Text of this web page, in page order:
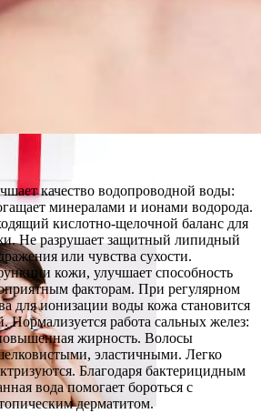
качество водопроводной воды:
минералами и ионами водорода.
кислотно-щелочной баланс для
Не разрушает защитный липидный
или чувства сухости.
кожи, улучшает способность
факторам. При регулярном
для ионизации воды кожа становится
Нормализуется работа сальных желез:
жирность. Волосы
эластичными. Легко
Благодаря бактерицидным
вода помогает бороться с
дерматитом.